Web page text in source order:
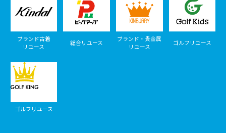
ブランド古着
リユース
総合リユース
ブランド・貴金属
リユース
ゴルフリユース
ゴルフリユース